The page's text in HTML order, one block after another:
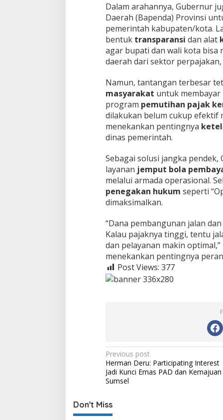
Dalam arahannya, Gubernur
Daerah (Bapenda) Provinsi
pemerintah kabupaten/kota.
bentuk transparansi dan alat
agar bupati dan wali kota bisa
daerah dari sektor
Namun, tantangan terbesar
masyarakat untuk
program pemutihan pajak
dilakukan belum cukup efektif
menekankan pentingnya
dinas pemerintah.
Sebagai solusi jangka
layanan jemput bola
melalui armada operasional.
penegakan hukum seperti
dimaksimalkan.
“Dana pembangunan jalan
Kalau pajaknya tinggi, tentu
dan pelayanan makin
menekankan pentingnya
Post Views: 377
P
o
s
n
Previous post
Herman Deru: Participating Interest
Jadi Kunci Emas PAD dan Kemajuan
Sumsel
Don't Miss